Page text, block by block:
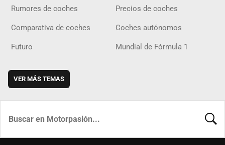
Rumores de coches Precios de coches
Comparativa de coches Coches autónomos
Futuro Mundial de Fórmula 1
VER MÁS TEMAS